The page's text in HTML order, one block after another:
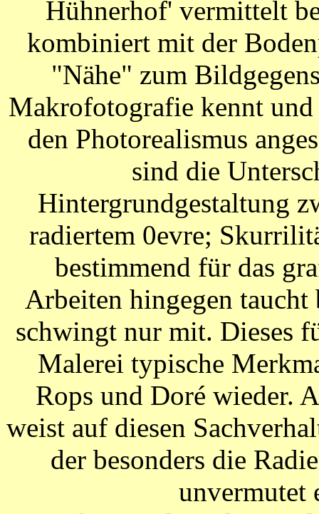
Hühnerhof' vermittelt
kombiniert mit der
"Nähe" zum
Makrofotografie kennt
den Photorealismus
sind die
Hintergrundgestaltung
radiertem 0evre;
bestimmend für das
Arbeiten hingegen
schwingt nur mit. Dieses
Malerei typische
Rops und Doré wieder.
weist auf diesen
der besonders die
unvermutet